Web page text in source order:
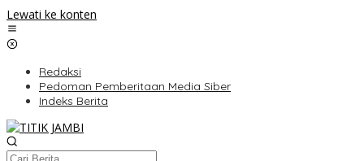
Lewati ke konten
Redaksi
Pedoman Pemberitaan Media Siber
Indeks Berita